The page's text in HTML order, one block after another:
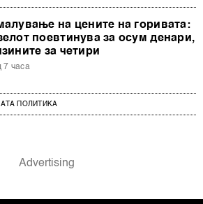
на цените на горивата:
поевтинува за осум денари,
за четири
7 часа
ПОЛИТИКА